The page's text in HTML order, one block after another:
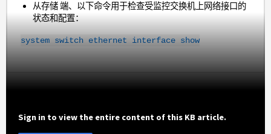
从存储 端、以下命令用于检查受监控交换机上网络接口的
状态和配置：
system switch ethernet interface show
Sign in to view the entire content of this KB article.